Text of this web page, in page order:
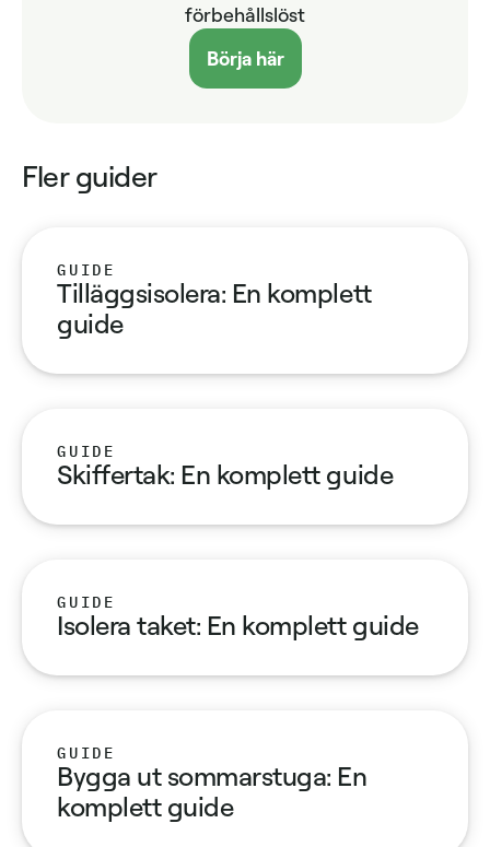
förbehållslöst
Börja här
Fler guider
GUIDE
Tilläggsisolera: En komplett
guide
GUIDE
Skiffertak: En komplett guide
GUIDE
Isolera taket: En komplett guide
GUIDE
Bygga ut sommarstuga: En
komplett guide